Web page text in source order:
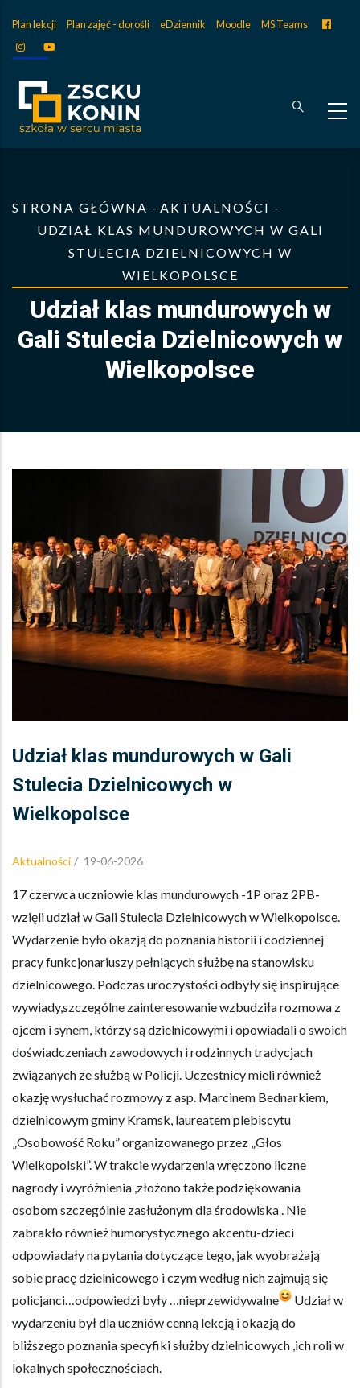
do
treści
Plan lekcji Plan zajęć - dorośli eDziennik Moodle MS Teams
instagramyoutube
Ścieżka
nawigacyjna
STRONA GŁÓWNA - AKTUALNOŚCI -
UDZIAŁ KLAS MUNDUROWYCH W GALI
STULECIA DZIELNICOWYCH W
WIELKOPOLSCE
Udział klas mundurowych w
Gali Stulecia Dzielnicowych w
Wielkopolsce
Udział klas mundurowych w Gali
Stulecia Dzielnicowych w
Wielkopolsce
Aktualności / 19-06-2026
17 czerwca uczniowie klas mundurowych -1P oraz 2PB-
wzięli udział w Gali Stulecia Dzielnicowych w Wielkopolsce.
Wydarzenie było okazją do poznania historii i codziennej
pracy funkcjonariuszy pełniących służbę na stanowisku
dzielnicowego. Podczas uroczystości odbyły się inspirujące
wywiady,szczególne zainteresowanie wzbudziła rozmowa z
ojcem i synem, którzy są dzielnicowymi i opowiadali o swoich
doświadczeniach zawodowych i rodzinnych tradycjach
związanych ze służbą w Policji. Uczestnicy mieli również
okazję wysłuchać rozmowy z asp. Marcinem Bednarkiem,
dzielnicowym gminy Kramsk, laureatem plebiscytu
„Osobowość Roku” organizowanego przez „Głos
Wielkopolski”. W trakcie wydarzenia wręczono liczne
nagrody i wyróżnienia ,złożono także podziękowania
osobom szczególnie zasłużonym dla środowiska . Nie
zabrakło również humorystycznego akcentu-dzieci
odpowiadały na pytania dotyczące tego, jak wyobrażają
sobie pracę dzielnicowego i czym według nich zajmują się
policjanci…odpowiedzi były …nieprzewidywalne
Udział w
wydarzeniu był dla uczniów cenną lekcją i okazją do
bliższego poznania specyfiki służby dzielnicowych ,ich roli w
lokalnych społecznościach.